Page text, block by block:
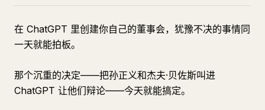
在 ChatGPT 里创建你自己的董事会，犹豫不决的事情同
一天就能拍板。
那个沉重的决定——把孙正义和杰夫·贝佐斯叫进
ChatGPT 让他们辩论——今天就能搞定。